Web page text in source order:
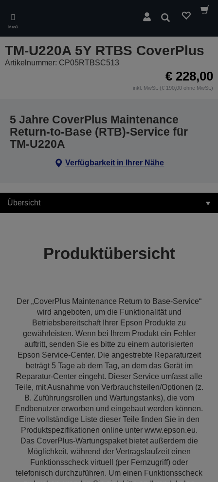
main
content
Menü
Suchen
TM-U220A 5Y RTBS CoverPlus
Artikelnummer: CP05RTBSC513
€ 228,00
inkl. MwSt. (€ 190,00 ohne MwSt.)
5 Jahre CoverPlus Maintenance
Return-to-Base (RTB)-Service für
TM-U220A
Verfügbarkeit in Ihrer Nähe
Übersicht
Produktübersicht
Der „CoverPlus Maintenance Return to Base-Service“
wird angeboten, um die Funktionalität und
Betriebsbereitschaft Ihrer Epson Produkte zu
gewährleisten. Wenn bei Ihrem Produkt ein Fehler
auftritt, senden Sie es bitte zu einem autorisierten
Epson Service-Center. Die angestrebte Reparaturzeit
beträgt 5 Tage ab dem Tag, an dem das Gerät im
Reparatur-Center eingeht. Dieser Service umfasst alle
Teile, mit Ausnahme von Verbrauchsteilen/Optionen (z.
B. Zuführungsrollen und Wartungstanks), die vom
Endbenutzer erworben und eingebaut werden können.
Eine vollständige Liste dieser Teile finden Sie in den
Produktspezifikationen online unter www.epson.eu.
Das CoverPlus-Wartungspaket bietet außerdem die
Möglichkeit, während der Vertragslaufzeit einen
Funktionsscheck virtuell (per Fernzugriff) oder
telefonisch durchzuführen. Um einen Funktionsscheck